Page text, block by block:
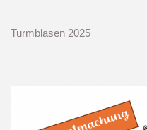
Turmblasen 2025